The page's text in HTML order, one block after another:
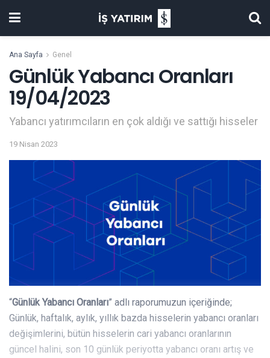
Ana Sayfa Genel
Günlük Yabancı Oranları
19/04/2023
Yabancı yatırımcıların en çok aldığı ve sattığı hisseler
19 Nisan 2023
“Günlük Yabancı Oranları” adlı raporumuzun içeriğinde;
Günlük, haftalık, aylık, yıllık bazda hisselerin yabancı oranları
değişimlerini, bütün hisselerin cari yabancı oranlarının
güncel halini, son 10 günlük periyotta yabancı oranı artış ve